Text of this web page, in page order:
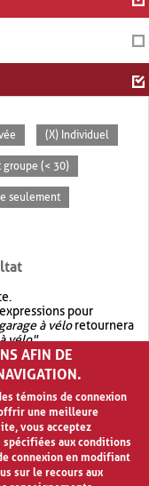
(X) Individuel
groupe (< 30)
seulement
pour
garage à véloretournera
vélo".
OR.garage OR vélo
garage à vélo
AFIN DE
témoins de connexion
une meilleure
vous acceptez
aux conditions
connexion en modifiant
sur le recours aux